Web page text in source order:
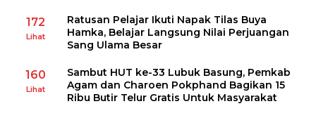
172
Lihat
Ratusan Pelajar Ikuti Napak Tilas Buya
Hamka, Belajar Langsung Nilai Perjuangan
Sang Ulama Besar
160
Lihat
Sambut HUT ke-33 Lubuk Basung, Pemkab
Agam dan Charoen Pokphand Bagikan 15
Ribu Butir Telur Gratis Untuk Masyarakat